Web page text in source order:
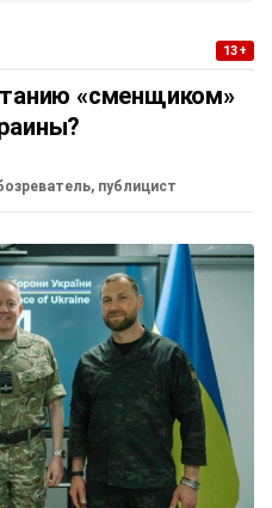
13+
«сменщиком»
публицист